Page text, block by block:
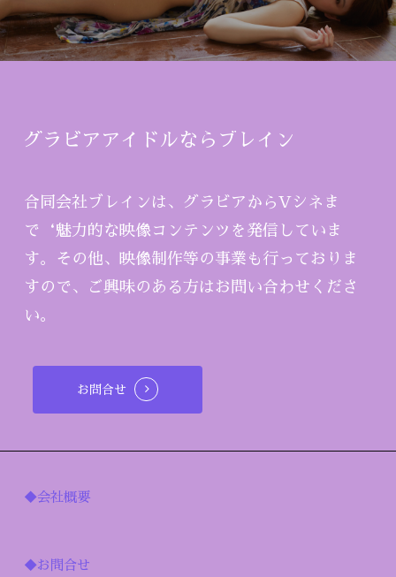
グラビアアイドルならブレイン
合同会社ブレインは、グラビアからVシネま
で‘魅力的な映像コンテンツを発信していま
す。その他、映像制作等の事業も行っておりま
すので、ご興味のある方はお問い合わせくださ
い。
お問合せ
◆会社概要
◆お問合せ